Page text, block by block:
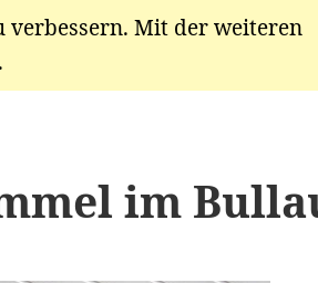
im
verbessern. Mit der weiteren